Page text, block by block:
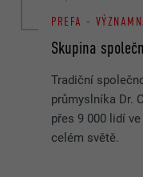
Skupina
PREFA -
Tradiční
průmyslníka Dr.
přes 9 000 lidí
celém světě.